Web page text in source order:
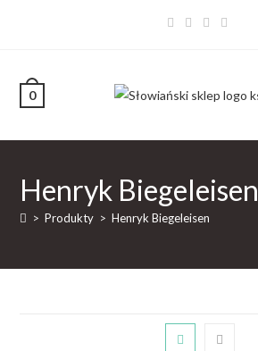
0
Henryk Biegeleisen
> Produkty > Henryk Biegeleisen